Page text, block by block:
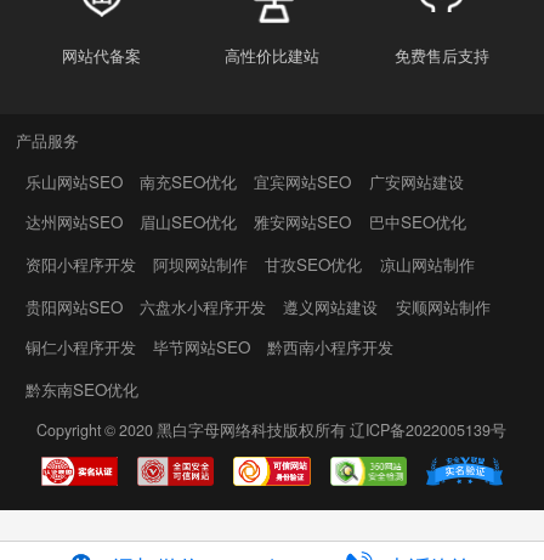
网站代备案 高性价比建站 免费售后支持
产品服务
乐山网站SEO
南充SEO优化 宜宾网站SEO
广安网站建设
达州网站SEO
眉山SEO优化 雅安网站SEO
巴中SEO优化
资阳小程序开发
阿坝网站制作 甘孜SEO优化
凉山网站制作
贵阳网站SEO
六盘水小程序开发 遵义网站建设
安顺网站制作
铜仁小程序开发
毕节网站SEO
黔西南小程序开发
黔东南SEO优化
Copyright © 2020黑白字母网络科技版权所有辽ICP备2022005139号